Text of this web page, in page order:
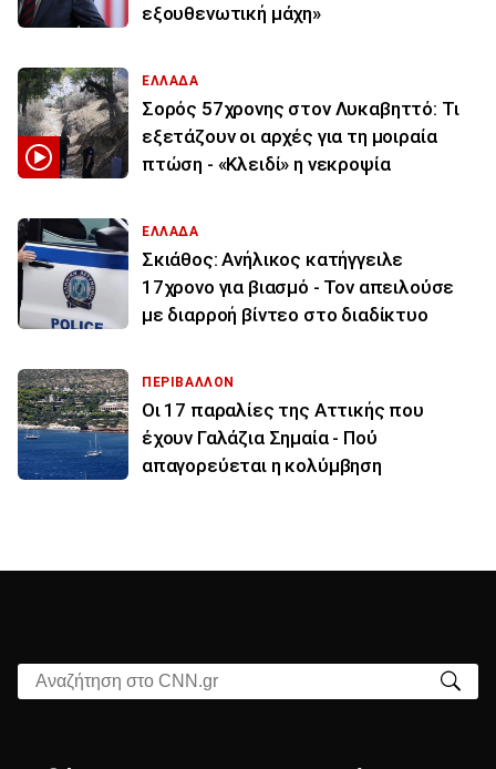
εξουθενωτική μάχη»
ΕΛΛΑΔΑ
Σορός 57χρονης στον Λυκαβηττό: Τι
εξετάζουν οι αρχές για τη μοιραία
πτώση - «Κλειδί» η νεκροψία
ΕΛΛΑΔΑ
Σκιάθος: Ανήλικος κατήγγειλε
17χρονο για βιασμό - Τον απειλούσε
με διαρροή βίντεο στο διαδίκτυο
ΠΕΡΙΒΑΛΛΟΝ
Οι 17 παραλίες της Αττικής που
έχουν Γαλάζια Σημαία - Πού
απαγορεύεται η κολύμβηση
Αναζήτηση στο CNN.gr